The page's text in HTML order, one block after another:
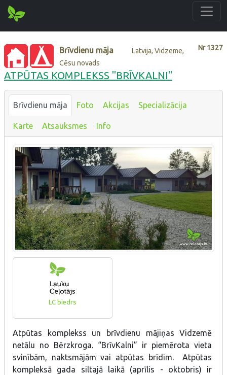
Nr1327
Brīvdienu māja
Latvija, Vidzeme,
Cēsu novads
ATPŪTAS KOMPLEKSS "BRĪVKALNI"
Brīvdienu māja Foto Akcijas Specializācija
Karte Atsauksmes Info
LC biedrs
Atpūtas komplekss un brīvdienu mājiņas Vidzemē
netālu no Bērzkroga. “BrīvKalni” ir piemērota vieta
svinībām, naktsmājām vai atpūtas brīdim. Atpūtas
kompleksā gada siltajā laikā (aprīlis - oktobris) ir